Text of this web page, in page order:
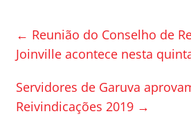
b
o
o
k
ar
til
h
ar
← Reunião do Conselho de
Joinville acontece nesta
Servidores de Garuva
Reivindicações 2019 →